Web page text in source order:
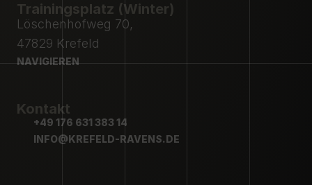
Trainingsplatz (Winter)
Löschenhofweg 70,
47829 Krefeld
NAVIGIEREN
Kontakt
+49 176 631 383 14
+49 176 631 383 14
INFO@KREFELD-RAVENS.DE